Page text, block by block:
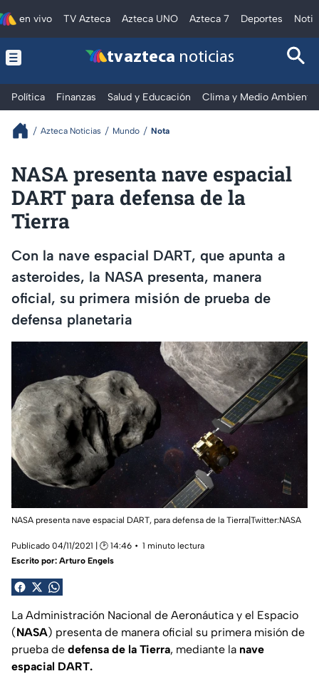
en vivo TV Azteca Azteca UNO Azteca 7 Deportes
tv azteca noticias
Política Finanzas Salud y Educación Clima y Medio Ambiente
Azteca Noticias Mundo Nota
NASA presenta nave espacial
DART para defensa de la
Tierra
Con la nave espacial DART, que apunta a
asteroides, la NASA presenta, manera
oficial, su primera misión de prueba de
defensa planetaria
NASA presenta nave espacial DART, para defensa de la Tierra|Twitter:NASA
Publicado 04/11/2021 | 🕑 14:46
1 minuto lectura
Escrito por: Arturo Engels
La Administración Nacional de Aeronáutica y el Espacio
(NASA) presenta de manera oficial su primera misión de
prueba de defensa de la Tierra, mediante la nave
espacial DART.